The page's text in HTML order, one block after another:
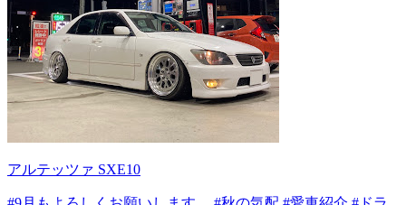
アルテッツァ SXE10